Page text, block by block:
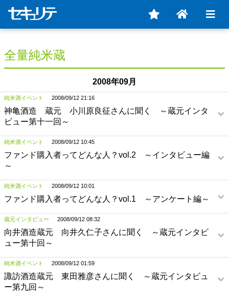
全量純米蔵
2008年09月
純米酒イベント 2008/09/12 21:16
神亀酒造 蔵元 小川原良征さんに聞く ～蔵元インタ
ビュー第十一回～
純米酒イベント 2008/09/12 10:45
ファンド購入者ってどんな人？vol.2 ～インタビュー編
～
純米酒イベント 2008/09/12 10:01
ファンド購入者ってどんな人？vol.1 ～アンケート編～
蔵元インタビュー 2008/09/12 08:32
向井酒造蔵元 向井久仁子さんに聞く ～蔵元インタビ
ュー第十回～
純米酒イベント 2008/09/12 01:59
諏訪酒造蔵元 東田雅彦さんに聞く ～蔵元インタビュ
ー第九回～